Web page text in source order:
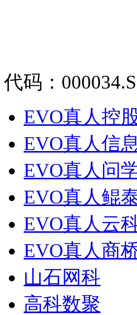
代码：
EVO真人控
EVO真人信
EVO真人问
EVO真人鲲
EVO真人云
EVO真人商
山石网科
高科数聚